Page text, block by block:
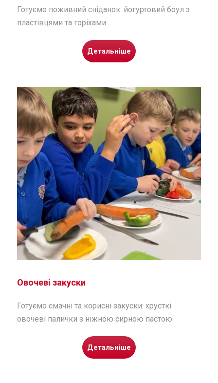
Готуємо поживний сніданок: йогуртовий боул з
пластівцями та горіхами
Детальніше
Овочеві закуски
Готуємо смачні та корисні закуски: хрусткі
овочеві палички з ніжною сирною пастою
Детальніше